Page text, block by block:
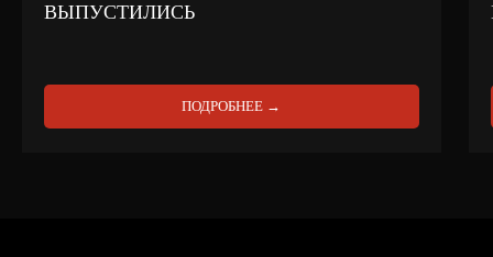
ВЫПУСТИЛИСЬ
ПОДРОБНЕЕ →